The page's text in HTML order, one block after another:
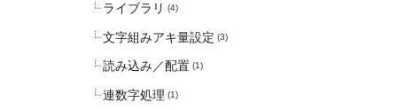
ライブラリ (4)
文字組みアキ量設定 (3)
読み込み／配置 (1)
連数字処理 (1)